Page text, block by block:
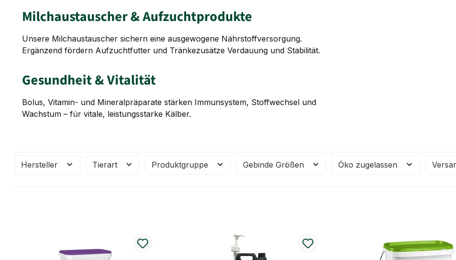
Milchaustauscher & Aufzuchtprodukte
Unsere Milchaustauscher sichern eine ausgewogene Nährstoffversorgung.
Ergänzend fördern Aufzuchtfutter und Tränkezusätze Verdauung und Stabilität.
Gesundheit & Vitalität
Bolus, Vitamin- und Mineralpräparate stärken Immunsystem, Stoffwechsel und
Wachstum – für vitale, leistungsstarke Kälber.
Hersteller Tierart Produktgruppe Gebinde Größen Öko zugelassen